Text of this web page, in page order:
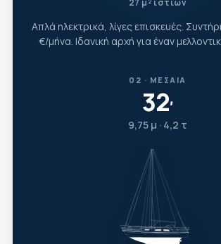
27 μ² ιστίων
Απλά ηλεκτρικά, λίγες επισκευές.
€/μήνα. Ιδανική αρχή για έναν
02 · ΜΕΣΑΊΑ
32′
9,75 μ · 4,2 τ